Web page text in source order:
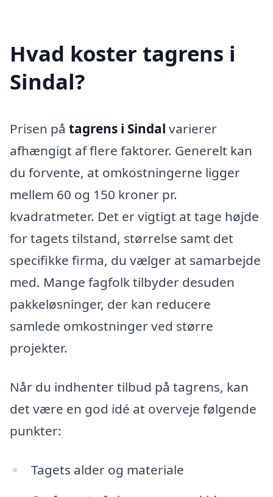
Hvad koster tagrens i
Sindal?
Prisen på tagrens i Sindal varierer
afhængigt af flere faktorer. Generelt kan
du forvente, at omkostningerne ligger
mellem 60 og 150 kroner pr.
kvadratmeter. Det er vigtigt at tage højde
for tagets tilstand, størrelse samt det
specifikke firma, du vælger at samarbejde
med. Mange fagfolk tilbyder desuden
pakkeløsninger, der kan reducere
samlede omkostninger ved større
projekter.
Når du indhenter tilbud på tagrens, kan
det være en god idé at overveje følgende
punkter:
Tagets alder og materiale